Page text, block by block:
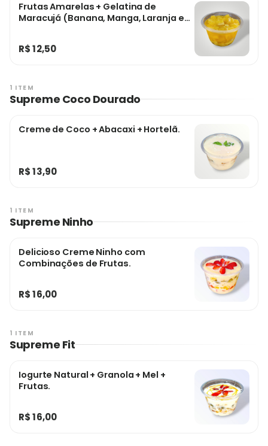
Frutas Amarelas + Gelatina de
Maracujá (Banana, Manga, Laranja e
R$ 12,50
1 ITEM
Supreme Coco Dourado
Creme de Coco + Abacaxi + Hortelã.
R$ 13,90
1 ITEM
Supreme Ninho
Delicioso Creme Ninho com
Combinações de Frutas.
R$ 16,00
1 ITEM
Supreme Fit
Iogurte Natural + Granola + Mel +
Frutas.
R$ 16,00